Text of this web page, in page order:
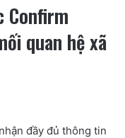
Confirm
quan hệ xã
đầy đủ thông tin